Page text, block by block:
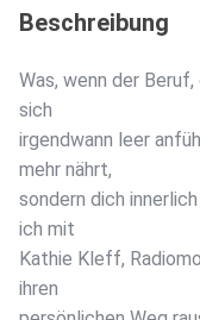
Beschreibung
Was, wenn der
sich
irgendwann leer
mehr nährt,
sondern dich
ich mit
Kathie Kleff,
ihren